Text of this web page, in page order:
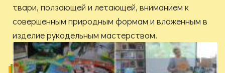
твари, ползающей и летающей, вниманием к
совершенным природным формам и вложенным в
изделие рукодельным мастерством.